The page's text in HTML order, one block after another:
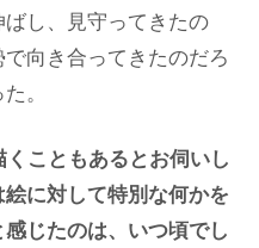
し、見守ってきたの
向き合ってきたのだろ
。
こともあるとお伺いし
に対して特別な何かを
じたのは、いつ頃でし